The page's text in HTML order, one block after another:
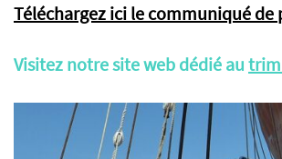
Téléchargez ici le communiqué de
Visitez notre site web dédié au